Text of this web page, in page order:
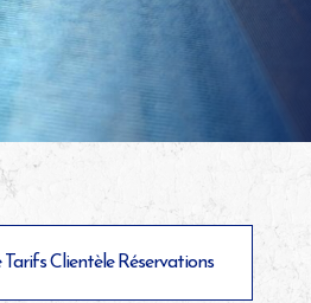
TarifsClientèle Réservations